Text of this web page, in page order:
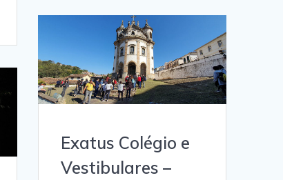
Exatus Colégio e
Vestibulares –